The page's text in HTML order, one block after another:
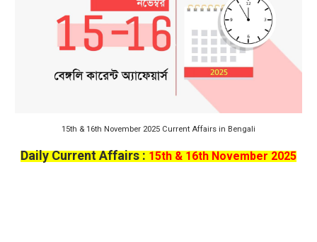
15th & 16th November 2025 Current Affairs in Bengali
Daily Current Affairs :15th & 16th November 2025